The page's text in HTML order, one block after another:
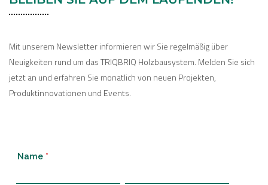
Mit unserem Newsletter informieren wir Sie regelmäßig über
Neuigkeiten rund um das TRIQBRIQ Holzbausystem. Melden Sie sich
jetzt an und erfahren Sie monatlich von neuen Projekten,
Produktinnovationen und Events.